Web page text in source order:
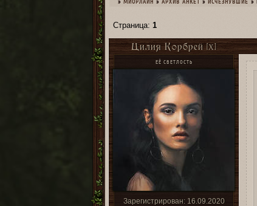
» МИОРЛАЙН » ­АРХИВ АНКЕТ » ИСЧЕЗНУВШИЕ »
Страница:1
Цилия Корбрей [X]
ЕЁ СВЕТЛОСТЬ
Зарегистрирован: 16.09.2020